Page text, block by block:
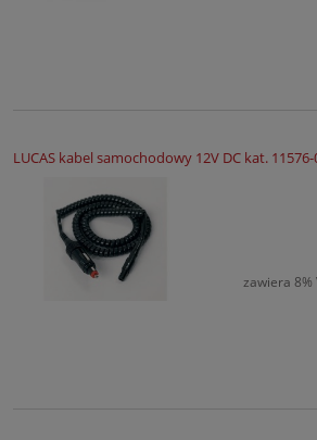
LUCAS kabel samochodowy 12V DC kat.
zawiera 8%